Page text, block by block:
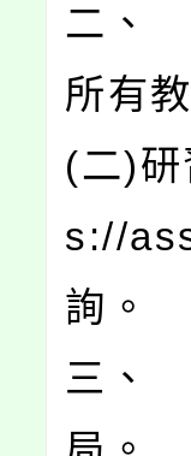
二、
所有
(二)
s://
詢。
三、